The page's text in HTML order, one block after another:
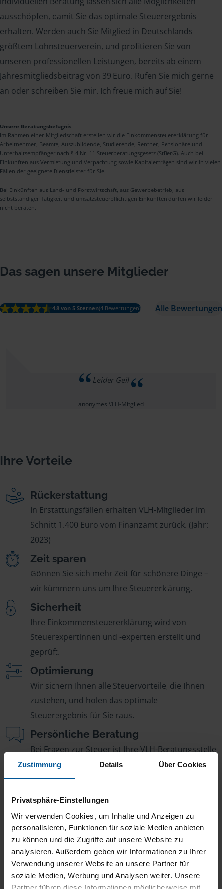
Zustimmung Details Über Cookies
Privatsphäre-Einstellungen
Wir verwenden Cookies, um Inhalte und Anzeigen zu
personalisieren, Funktionen für soziale Medien anbieten
zu können und die Zugriffe auf unsere Website zu
analysieren. Außerdem geben wir Informationen zu Ihrer
Verwendung unserer Website an unsere Partner für
soziale Medien, Werbung und Analysen weiter. Unsere
Partner führen diese Informationen möglicherweise mit
ausschöpfen, damit Sie das optimale Steuerergebnis
erhalten. Werden auch Sie Mitglied in Deutschlands
größtem Lohnsteuerverein, und profitieren Sie von
unseren professionellen Leistungen, bereits ab einem
Jahresmitgliedsbeitrag von 39 Euro. Rufen Sie mich gerne
an oder schreiben Sie mir. Ich freue mich auf Sie!
Unsere Beratungsbefugnis
Im Rahmen einer Mitgliedschaft erstellen wir die Einkommensteuererklärung für
Arbeitnehmer, Beamte, Auszubildende, Studierende, Rentner, Pensionäre und
Unterhaltsempfänger nach § 4 Nr. 11 Steuerberatungsgesetz (StBerG). Auch bei
Einkünften aus Vermietung und Verpachtung sowie Kapitalerträgen sind wir in vielen
Fällen der geeignete Dienstleister für Sie.
Bei Einkünften aus Land- und Forstwirtschaft, aus Gewerbebetrieb, aus
selbstständiger Tätigkeit und umsatzsteuerpflichtigen Einkünften dürfen wir leider
nicht beraten.
Das sagen unsere Mitglieder
4.8 von 5 Sternen(4 Bewertungen) Alle Bewertungen
Leider Geil
anonymes VLH-Mitglied
Ihre Vorteile
Rückerstattung
In Erstattungsfällen erhalten VLH-Mitglieder im
Schnitt 1.400 Euro vom Finanzamt zurück. (Jahr:
2023)
Zeit sparen
Gönnen Sie sich mehr Zeit für schönere Dinge –
wir kümmern uns um Ihre Steuererklärung.
Sicherheit
Ihre Einkommensteuererklärung wird von
Steuerexpertinnen und -experten erstellt und
geprüft.
Optimierung
Wir sichern Ihnen alle Steuervorteile, die Ihnen
zustehen, und holen das optimale
Steuerergebnis für Sie raus.
Persönliche Beratung
Bei Fragen zur Steuer ist Ihre VLH-Beratungsstelle
immer für Sie da – ohne Zusatzkosten.
Fairer Beitrag
Sie zahlen für alle unsere Leistungen nur einen
jährlichen Mitgliedsbeitrag, der sich nach Ihren
Jahreseinnahmen richtet.